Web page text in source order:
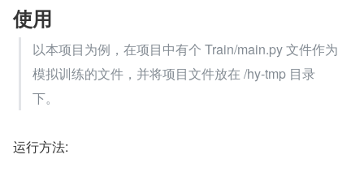
使用
以本项目为例，在项目中有个 Train/main.py 文件作为
模拟训练的文件，并将项目文件放在 /hy-tmp 目录
下。
运行方法: